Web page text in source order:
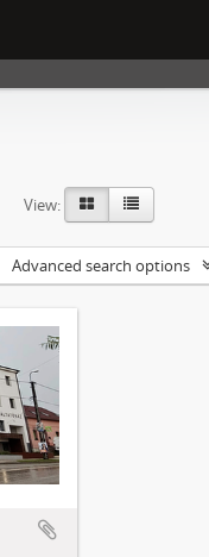
View:
Advanced search options